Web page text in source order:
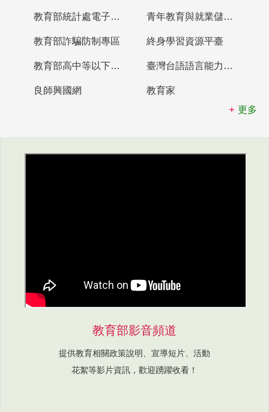
教育部統計處電子書櫃 青年教育與就業儲蓄帳戶
教育部詐騙防制專區 終身學習資源平臺
教育部高中等以下學校及幼兒園教師資格檢定考試 臺灣台語語言能力認證網站
良師興國網
教育家
更多
教育部影音頻道
提供教育相關政策說明、宣導短片、活動
花絮等影片資訊，歡迎踴躍收看！